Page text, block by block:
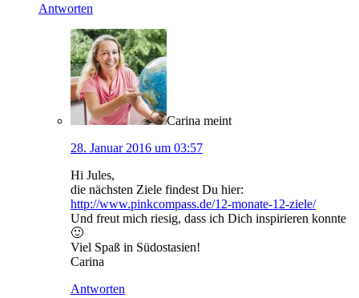
Antworten
Carina meint
28. Januar 2016 um 03:57
Hi Jules,
die nächsten Ziele findest Du hier:
http://www.pinkcompass.de/12-monate-12-ziele/
Und freut mich riesig, dass ich Dich inspirieren konnte
🙂
Viel Spaß in Südostasien!
Carina
Antworten